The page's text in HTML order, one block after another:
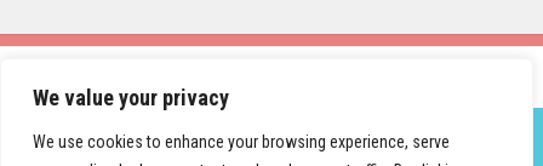
We value your privacy
We use cookies to enhance your browsing experience, serve